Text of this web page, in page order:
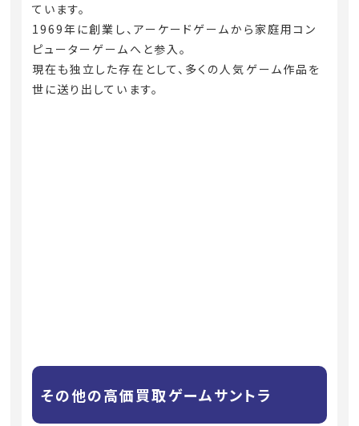
ています。
1969年に創業し、アーケードゲームから家庭用コン
ピューターゲームへと参入。
現在も独立した存在として、多くの人気ゲーム作品を
世に送り出しています。
その他の高価買取ゲームサントラ